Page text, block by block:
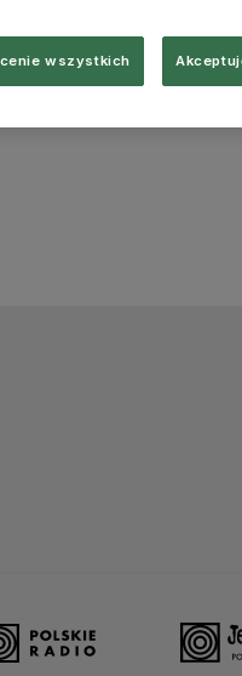
wszystkich